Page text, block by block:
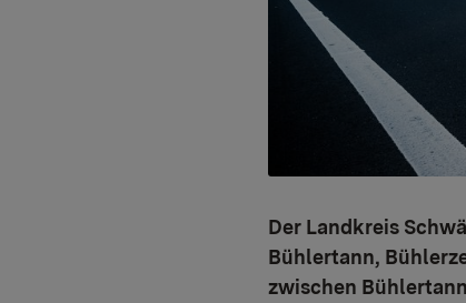
Der Landkreis
Bühlertann,
zwischen